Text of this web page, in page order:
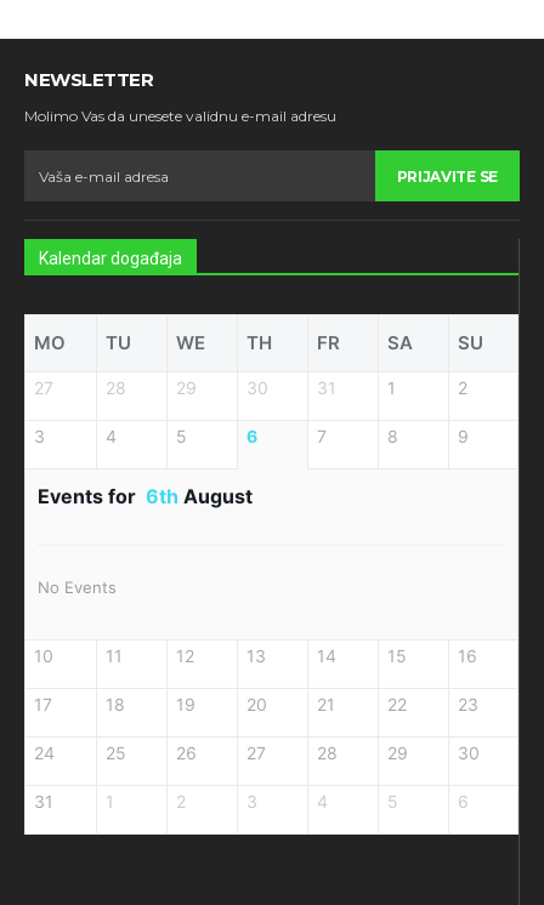
NEWSLETTER
Molimo Vas da unesete validnu e-mail adresu
PRIJAVITE SE
Kalendar događaja
MO TU WE TH FR SA SU
27 28 29 30 31 1 2
3 4 5 6 7 8 9
Events for 6th August
No Events
10 11 12 13 14 15 16
17 18 19 20 21 22 23
24 25 26 27 28 29 30
31 1 2 3 4 5 6